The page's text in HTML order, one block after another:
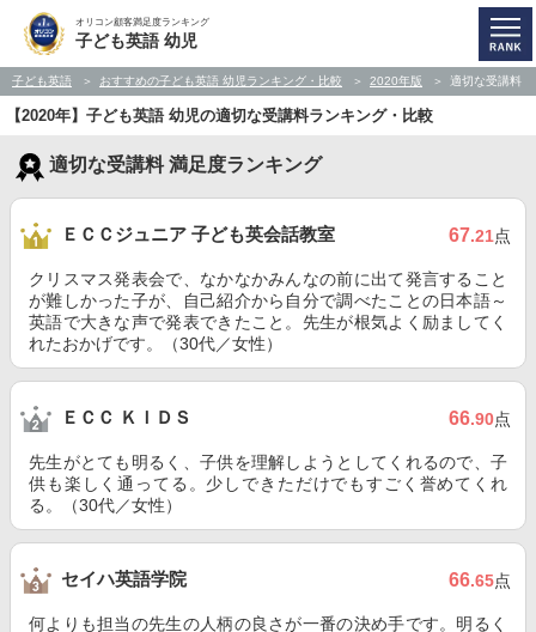
オリコン顧客満足度ランキング
子ども英語 幼児
子ども英語 おすすめの子ども英語 幼児ランキング・比較 2020年版 適切な受講料
【2020年】子ども英語 幼児の適切な受講料ランキング・比較
適切な受講料 満足度ランキング
ＥＣＣジュニア 子ども英会話教室 67.21点
クリスマス発表会で、なかなかみんなの前に出て発言すること
が難しかった子が、自己紹介から自分で調べたことの日本語～
英語で大きな声で発表できたこと。先生が根気よく励ましてく
れたおかげです。（30代／女性）
ＥＣＣ ＫＩＤＳ 66.90点
先生がとても明るく、子供を理解しようとしてくれるので、子
供も楽しく通ってる。少しできただけでもすごく誉めてくれ
る。（30代／女性）
セイハ英語学院 66.65点
何よりも担当の先生の人柄の良さが一番の決め手です。明るく